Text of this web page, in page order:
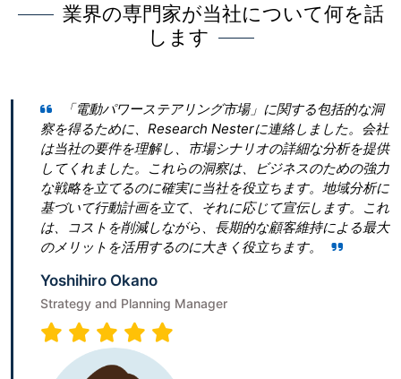
業界の専門家が当社について何を話
します
「電動パワーステアリング市場」に関する包括的な洞
察を得るために、Research Nesterに連絡しました。会社
は当社の要件を理解し、市場シナリオの詳細な分析を提供
してくれました。これらの洞察は、ビジネスのための強力
な戦略を立てるのに確実に当社を役立ちます。地域分析に
基づいて行動計画を立て、それに応じて宣伝します。これ
は、コストを削減しながら、長期的な顧客維持による最大
のメリットを活用するのに大きく役立ちます。
Yoshihiro Okano
Strategy and Planning Manager